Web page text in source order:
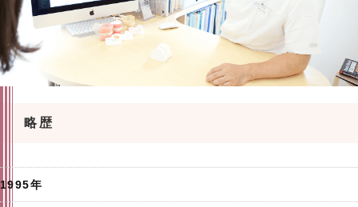
略歴
1995年